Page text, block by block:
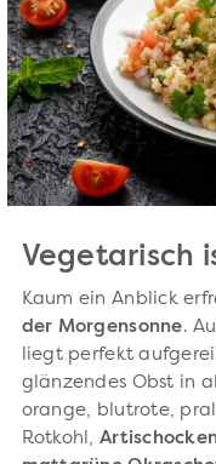
Vegetarisch
Kaum ein Anblick
der Morgensonne.
liegt perfekt
glänzendes Obst in
orange, blutrote,
Rotkohl,